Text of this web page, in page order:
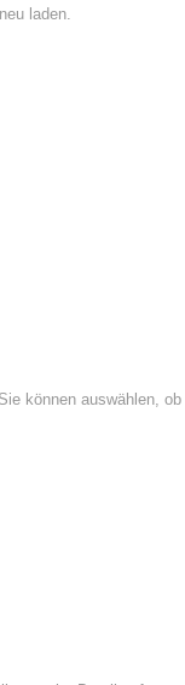
laden.
können auswählen, ob